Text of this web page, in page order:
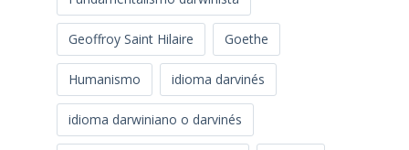
Geoffroy Saint Hilaire Goethe
Humanismo idioma darvinés
idioma darwiniano o darvinés